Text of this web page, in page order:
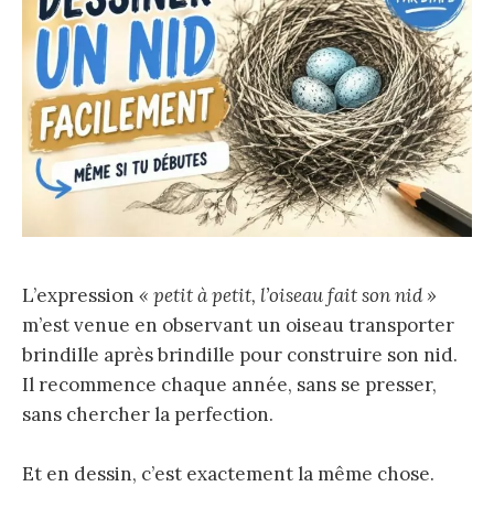
L’expression « petit à petit, l’oiseau fait son nid »
m’est venue en observant un oiseau transporter
brindille après brindille pour construire son nid.
Il recommence chaque année, sans se presser,
sans chercher la perfection.
Et en dessin, c’est exactement la même chose.